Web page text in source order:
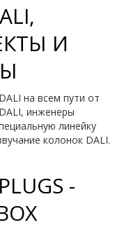
И
на всем пути от
инженеры
линейку
колонок DALI.
-